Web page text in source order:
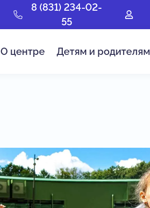
8 (831) 234-02-
55
О центре Детям и родителям